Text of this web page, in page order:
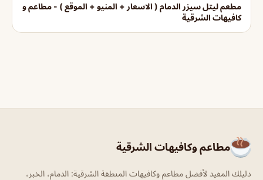
مطعم ليتل سيزر الدمام ( الاسعار + المنيو + الموقع ) - مطاعم و
كافيهات الشرقية
مطاعم وكافيهات الشرقية
دليلك المفيد لأفضل مطاعم وكافيهات المنطقة الشرقية: الدمام، الخبر،